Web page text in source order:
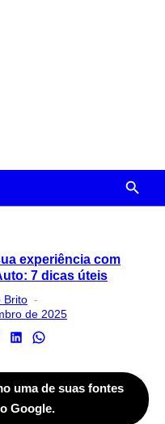
experiência com
7 dicas úteis
Brito
on
de 2025
uma de suas fontes
Google.